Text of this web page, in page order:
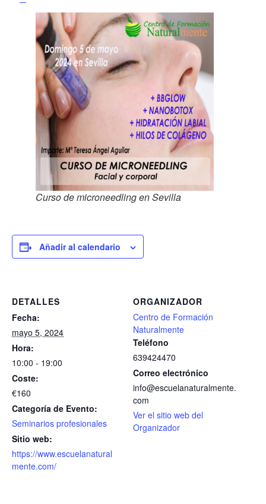
Curso de microneedling en Sevilla
Añadir al calendario
DETALLES
Fecha:
mayo 5, 2024
Hora:
10:00 - 19:00
Coste:
€160
Categoría de Evento:
Seminarios profesionales
Sitio web:
https://www.escuelanatural
mente.com/
ORGANIZADOR
Centro de Formación
Naturalmente
Teléfono
639424470
Correo electrónico
info@escuelanaturalmente.
com
Ver el sitio web del
Organizador